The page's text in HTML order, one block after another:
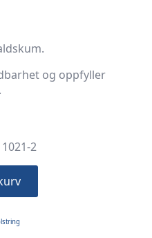
og oppfyller
2